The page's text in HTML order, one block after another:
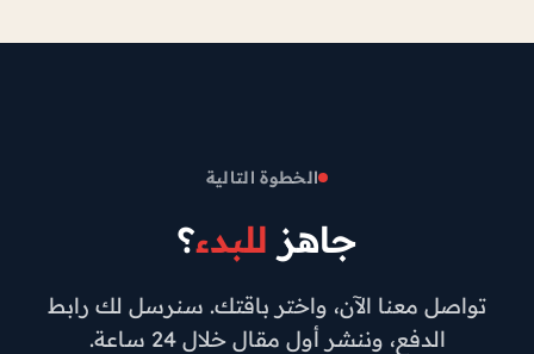
الخطوة التالية
جاهز للبدء؟
تواصل معنا الآن، واختر باقتك. سنرسل لك رابط
الدفع، وننشر أول مقال خلال 24 ساعة.